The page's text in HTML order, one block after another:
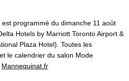
programmé du dimanche 11 août
Hotels by Marriott Toronto Airport &
Plaza Hotel). Toutes les
le calendrier du salon Mode
Mannequinat.fr